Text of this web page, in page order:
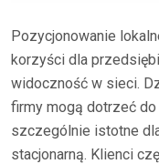
Pozycjonowanie
korzyści dla
widoczność w sieci.
firmy mogą dotrzeć
szczególnie istotne
stacjonarną. Klienci